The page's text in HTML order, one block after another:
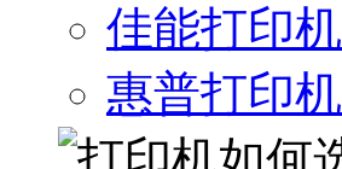
佳能打印机
惠普打印机